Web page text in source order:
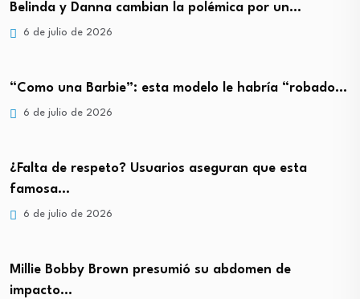
Belinda y Danna cambian la polémica por un…
6 de julio de 2026
“Como una Barbie”: esta modelo le habría “robado…
6 de julio de 2026
¿Falta de respeto? Usuarios aseguran que esta
famosa…
6 de julio de 2026
Millie Bobby Brown presumió su abdomen de
impacto…